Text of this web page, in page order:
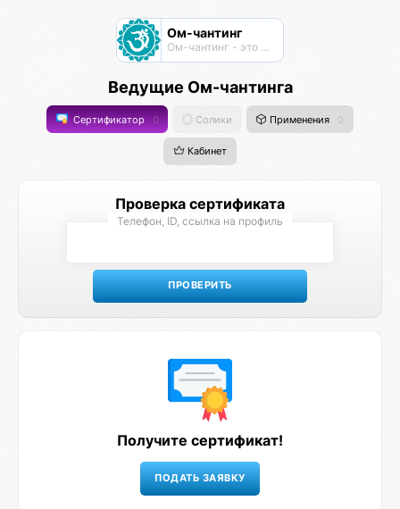
Ом-чантинг
Ом-чантинг - это групповая практика пропевания звука Ом
Ведущие Ом-чантинга
Сертификатор 0 Солики Применения 0
Кабинет
Проверка сертификата
Телефон, ID, ссылка на профиль
Получите сертификат!